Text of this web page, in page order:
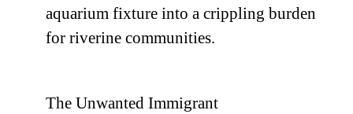
aquarium fixture into a crippling burden
for riverine communities.
The Unwanted Immigrant